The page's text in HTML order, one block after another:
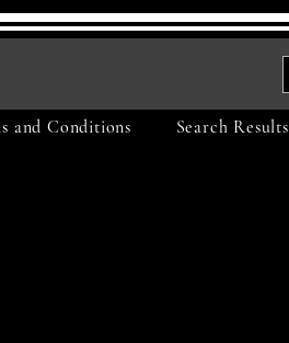
and Conditions Search Results